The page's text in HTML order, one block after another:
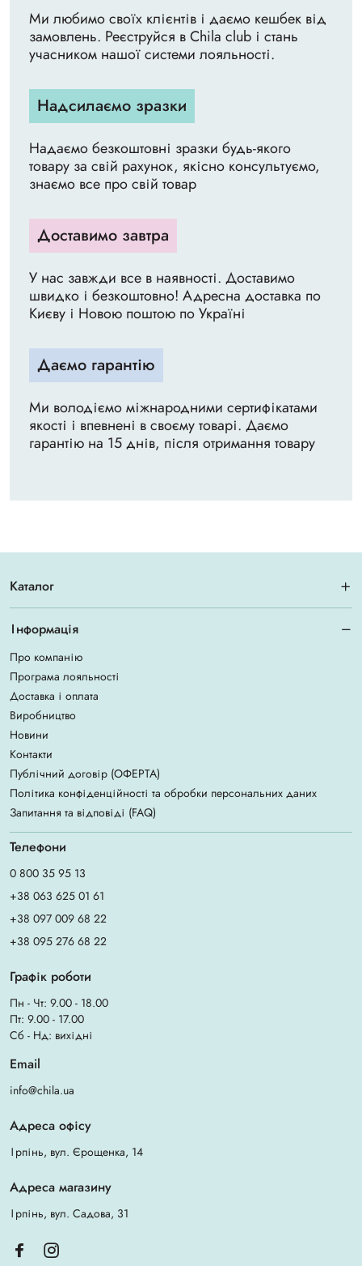
Ми любимо своїх клієнтів і даємо кешбек від
замовлень. Реєструйся в Chila club і стань
учасником нашої системи лояльності.
Надсилаємо зразки
Надаємо безкоштовні зразки будь-якого
товару за свій рахунок, якісно консультуємо,
знаємо все про свій товар
Доставимо завтра
У нас завжди все в наявності. Доставимо
швидко і безкоштовно! Адресна доставка по
Києву і Новою поштою по Україні
Даємо гарантію
Ми володіємо міжнародними сертифікатами
якості і впевнені в своєму товарі. Даємо
гарантію на 15 днів, після отримання товару
Каталог
Інформація
Про компанію
Програма лояльності
Доставка і оплата
Виробництво
Новини
Контакти
Публічний договір (ОФЕРТА)
Політика конфіденційності та обробки персональних даних
Запитання та відповіді (FAQ)
Телефони
0 800 35 95 13
+38 063 625 01 61
+38 097 009 68 22
+38 095 276 68 22
Графік роботи
Пн - Чт: 9.00 - 18.00
Пт: 9.00 - 17.00
Сб - Нд: вихідні
Email
info@chila.ua
Адреса офісу
Ірпінь, вул. Єрощенка, 14
Адреса магазину
Ірпінь, вул. Садова, 31